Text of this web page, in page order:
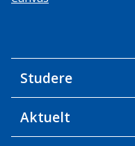
Studere
Aktuelt